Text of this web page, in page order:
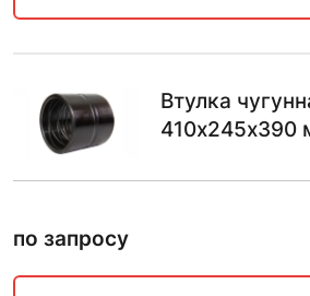
Втулка
410х245х390
по запросу